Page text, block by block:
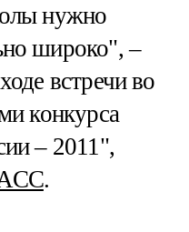
нужно
широко", –
встречи во
конкурса
– 2011",
.